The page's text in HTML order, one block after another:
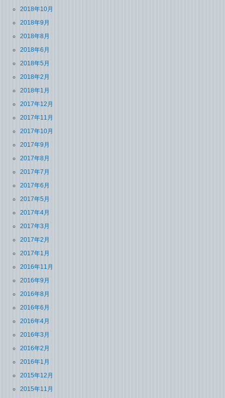
2018年10月
2018年9月
2018年8月
2018年6月
2018年5月
2018年2月
2018年1月
2017年12月
2017年11月
2017年10月
2017年9月
2017年8月
2017年7月
2017年6月
2017年5月
2017年4月
2017年3月
2017年2月
2017年1月
2016年11月
2016年9月
2016年8月
2016年6月
2016年4月
2016年3月
2016年2月
2016年1月
2015年12月
2015年11月